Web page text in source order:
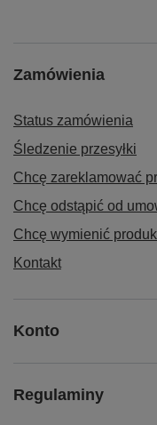
Zamówienia
Status zamówienia
Śledzenie przesyłki
Chcę zareklamować
Chcę odstąpić od
Chcę wymienić
Kontakt
Konto
Regulaminy